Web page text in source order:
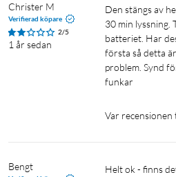
du föredrar.
Total toppeffekt: 40 W
Christer M
Verifierad köpare
2/5
1 år sedan
Den stängs av helt utan anledning efter 20-
30 min lyssning.
batteriet. Har
första så detta
problem. Synd
funkar
Var recensionen
Bengt
Helt ok - finns det bättre kanske men inte till